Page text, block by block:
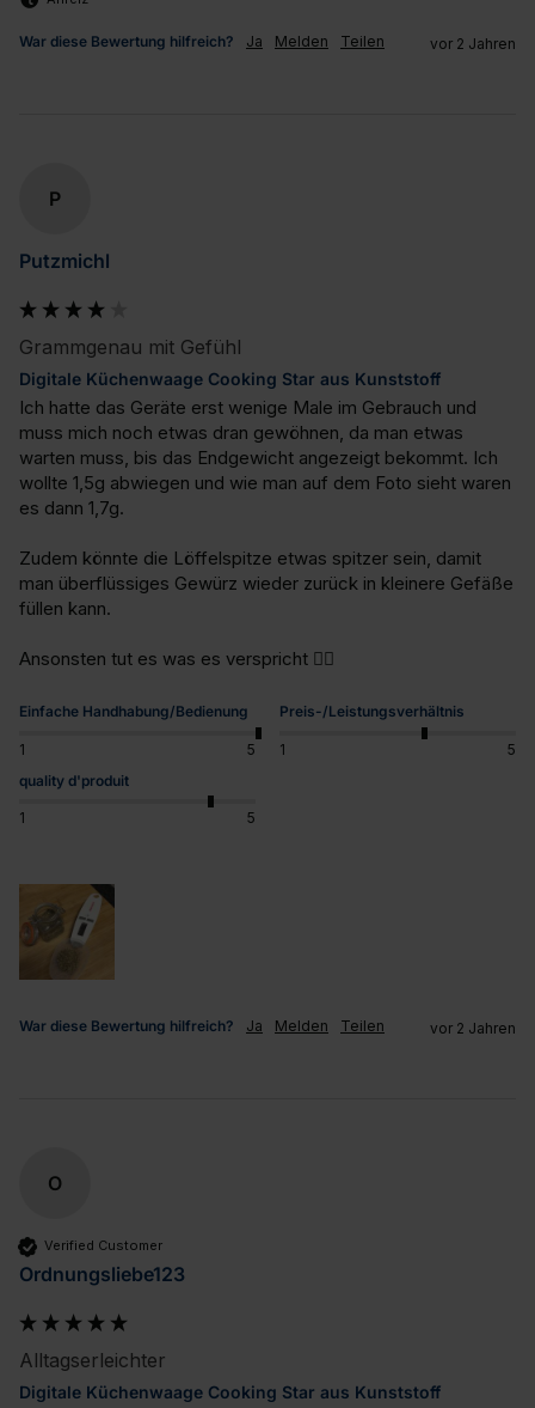
War diese Bewertung hilfreich? Ja Melden Teilen vor 2 Jahren
P
Putzmichl
Grammgenau mit Gefühl
Digitale Küchenwaage Cooking Star aus Kunststoff
Ich hatte das Geräte erst wenige Male im Gebrauch und
muss mich noch etwas dran gewöhnen, da man etwas
warten muss, bis das Endgewicht angezeigt bekommt. Ich
wollte 1,5g abwiegen und wie man auf dem Foto sieht waren
es dann 1,7g.
Zudem könnte die Löffelspitze etwas spitzer sein, damit
man überflüssiges Gewürz wieder zurück in kleinere Gefäße
füllen kann.
Ansonsten tut es was es verspricht 👍🏼
Einfache Handhabung/Bedienung
1 5
Preis-/Leistungsverhältnis
1
5
quality d'produit
1 5
War diese Bewertung hilfreich? Ja Melden Teilen vor 2 Jahren
O
Verified Customer
Ordnungsliebe123
Alltagserleichter
Digitale Küchenwaage Cooking Star aus Kunststoff